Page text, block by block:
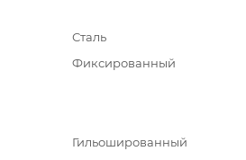
Сталь
Фиксированный
Гильошированный